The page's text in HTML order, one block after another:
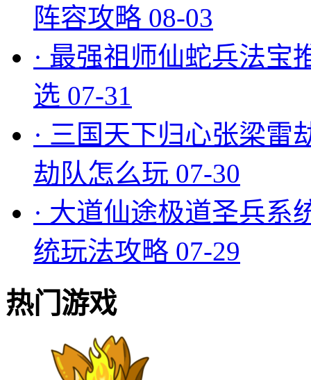
阵容攻略 08-03
· 最强祖师仙蛇兵法宝
选 07-31
· 三国天下归心张梁雷
劫队怎么玩 07-30
· 大道仙途极道圣兵系
统玩法攻略 07-29
热门游戏